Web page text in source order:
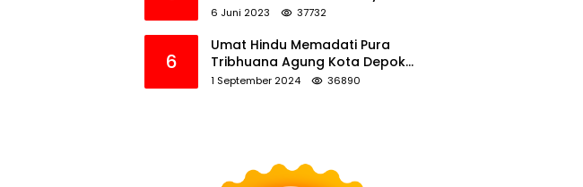
6 Juni 2023 37732
6
Umat Hindu Memadati Pura
Tribhuana Agung Kota Depok
Jawa Barat
1 September 2024 36890